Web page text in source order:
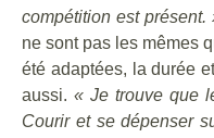
compétition est présent.
ne sont pas les mêmes
été adaptées, la durée
aussi. « Je trouve que
Courir et se dépenser